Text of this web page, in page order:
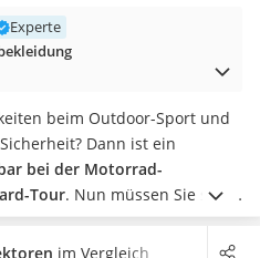
Experte
beim Outdoor-Sport und
Dann ist ein
bei der Motorrad-
Tour. Nun müssen Sie sich
Soft- oder Hartschalen-
finden Sie beide
im Vergleich